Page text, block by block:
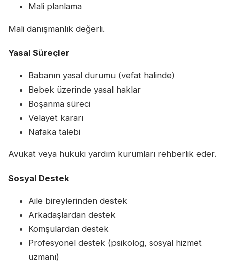
Mali planlama
Mali danışmanlık değerli.
Yasal Süreçler
Babanın yasal durumu (vefat halinde)
Bebek üzerinde yasal haklar
Boşanma süreci
Velayet kararı
Nafaka talebi
Avukat veya hukuki yardım kurumları rehberlik eder.
Sosyal Destek
Aile bireylerinden destek
Arkadaşlardan destek
Komşulardan destek
Profesyonel destek (psikolog, sosyal hizmet
uzmanı)